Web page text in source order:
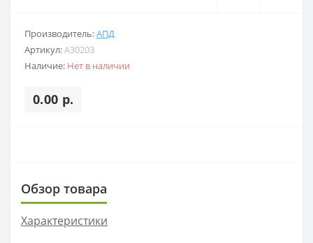
Производитель:АПД
Артикул:A30203
Наличие: Нет в наличии
0.00 р.
Обзор товара
Характеристики